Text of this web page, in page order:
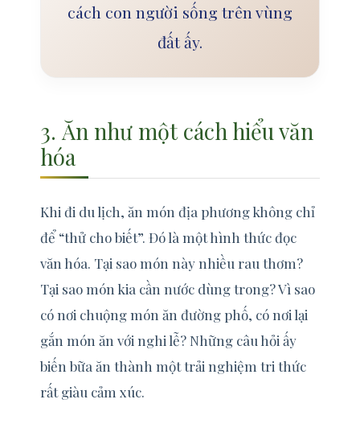
cách con người sống trên vùng
đất ấy.
3. Ăn như một cách hiểu văn
hóa
Khi đi du lịch, ăn món địa phương không chỉ
để “thử cho biết”. Đó là một hình thức đọc
văn hóa. Tại sao món này nhiều rau thơm?
Tại sao món kia cần nước dùng trong? Vì sao
có nơi chuộng món ăn đường phố, có nơi lại
gắn món ăn với nghi lễ? Những câu hỏi ấy
biến bữa ăn thành một trải nghiệm tri thức
rất giàu cảm xúc.